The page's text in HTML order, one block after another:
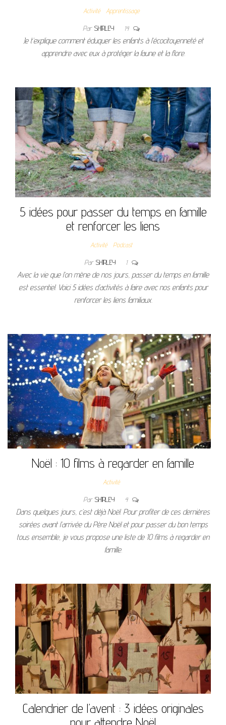
Activité Apprentissage
Par SHIRLEY 14
Je t’explique comment éduquer les enfants à l’écocitoyenneté et
apprendre avec eux à protéger la faune et la flore.
5 idées pour passer du temps en famille
et renforcer les liens
Activité Podcast
Par SHIRLEY 1
Avec la vie que l’on mène de nos jours, passer du temps en famille
est essentiel. Voici 5 idées d’activités à faire avec nos enfants pour
renforcer les liens familiaux.
Noël : 10 films à regarder en famille
Activité
Par SHIRLEY 4
Dans quelques jours, c’est déjà Noël. Pour profiter de ces dernières
soirées avant l’arrivée du Père Noël et pour passer du bon temps
tous ensemble, je vous propose une liste de 10 films à regarder en
famille.
Calendrier de l’avent : 3 idées originales